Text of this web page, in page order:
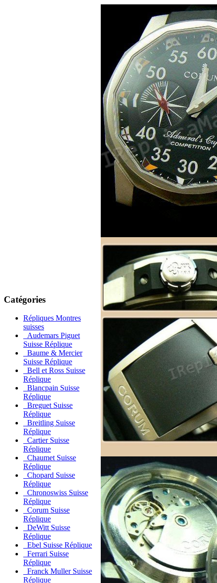
Catégories
Répliques Montres
suisses
Audemars Piguet
Suisse Réplique
Baume & Mercier
Suisse Réplique
Bell et Ross Suisse
Réplique
Blancpain Suisse
Réplique
Breguet Suisse
Réplique
Breitling Suisse
Réplique
Cartier Suisse
Réplique
Chaumet Suisse
Réplique
Chopard Suisse
Réplique
Chronoswiss Suisse
Réplique
Corum Suisse
Réplique
DeWitt Suisse
Réplique
Ebel Suisse Réplique
Ferrari Suisse
Réplique
Franck Muller Suisse
Réplique